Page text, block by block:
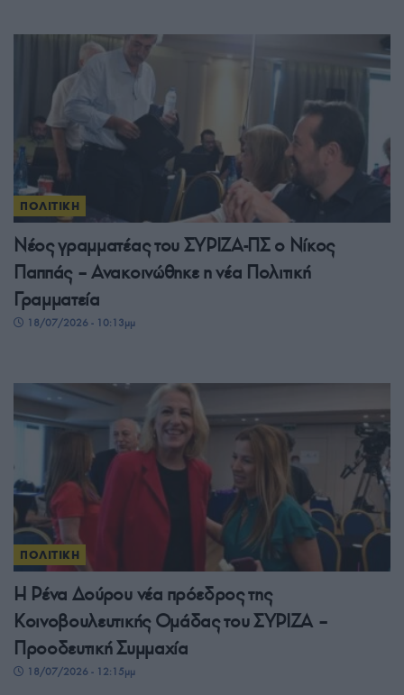
ΠΟΛΙΤΙΚΗ
Νέος γραμματέας του ΣΥΡΙΖΑ-ΠΣ ο Νίκος
Παππάς – Ανακοινώθηκε η νέα Πολιτική
Γραμματεία
18/07/2026 - 10:13μμ
ΠΟΛΙΤΙΚΗ
Η Ρένα Δούρου νέα πρόεδρος της
Κοινοβουλευτικής Ομάδας του ΣΥΡΙΖΑ –
Προοδευτική Συμμαχία
18/07/2026 - 12:15μμ